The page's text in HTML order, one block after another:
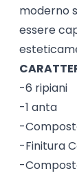
moderno
essere
-6 ripiani
-1 anta
-
-Finitura
-